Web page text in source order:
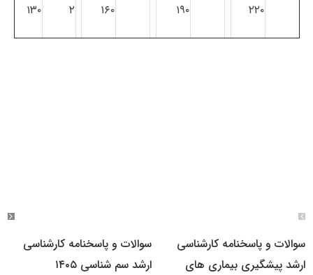
۲۲۰ ۱۹۰ ۱۶۰ ۲ ۱۳۰
سوالات و پاسخنامه کارشناسی
ارشد پیشگیری بیماری های
سوالات و پاسخنامه کارشناسی
ارشد سم شناسی ۱۴۰۵